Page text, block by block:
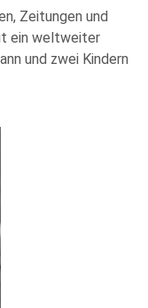
Zeitungen und
ein weltweiter
und zwei Kindern